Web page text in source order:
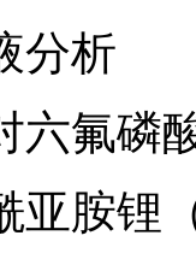
分析
六氟磷
亚胺锂